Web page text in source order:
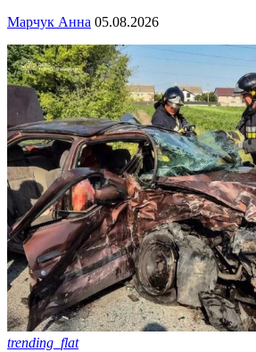
Марчук Анна 05.08.2026
trending_flat